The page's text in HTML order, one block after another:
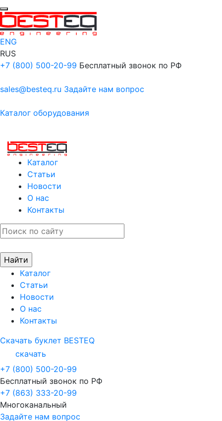
ENG
RUS
+7 (800) 500-20-99 Бесплатный звонок по РФ
sales@besteq.ru Задайте нам вопрос
Каталог оборудования
Каталог
Статьи
Новости
О нас
Контакты
Каталог
Статьи
Новости
О нас
Контакты
Скачать буклет BESTEQ
скачать
+7 (800) 500-20-99
Бесплатный звонок по РФ
+7 (863) 333-20-99
Многоканальный
Задайте нам вопрос